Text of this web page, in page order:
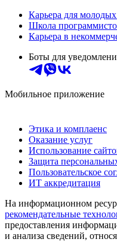
Карьера для
Школа
Карьера в
Боты для
Мобильное приложение
Этика и комплаенс
Оказание услуг
Использование
Защита
Пользовательское
ИТ аккредитация
На информационном
рекомендательные
предоставления
и анализа сведений,